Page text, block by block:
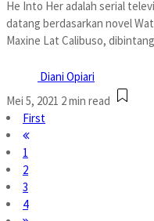
He Into Her adalah serial
datang berdasarkan novel
Maxine Lat Calibuso,
Diani Opiari
Mei 5, 2021 2 min read
First
1
2
3
4